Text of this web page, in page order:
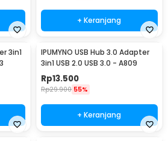
+ Keranjang
3in1
IPUMYNO USB Hub 3.0 Adapter
3in1 USB 2.0 USB 3.0 - A809
Rp13.500
Rp29.900 55%
+ Keranjang